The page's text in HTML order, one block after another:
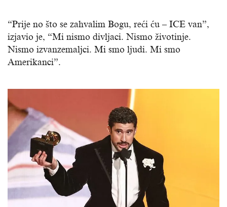
“Prije no što se zahvalim Bogu, reći ću – ICE van”,
izjavio je, “Mi nismo divljaci. Nismo životinje.
Nismo izvanzemaljci. Mi smo ljudi. Mi smo
Amerikanci”.